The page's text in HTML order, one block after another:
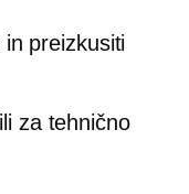
preizkusiti
za tehnično